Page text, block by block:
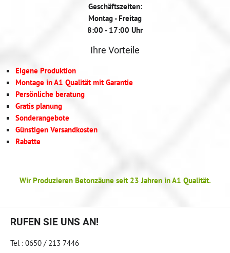
Geschäftszeiten:
Montag - Freitag
8:00 - 17:00 Uhr
Ihre Vorteile
Eigene Produktion
Montage in A1 Qualität mit Garantie
Persönliche beratung
Gratis planung
Sonderangebote
Günstigen Versandkosten
Rabatte
Wir Produzieren Betonzäune seit 23 Jahren in A1 Qualität.
RUFEN SIE UNS AN!
Tel : 0650 / 213 7446